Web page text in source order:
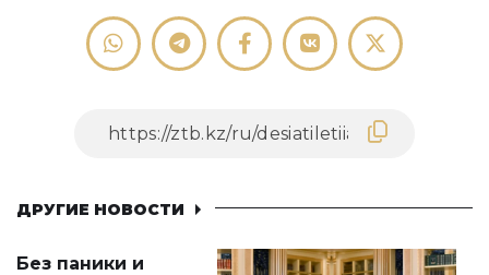
ДРУГИЕ НОВОСТИ
Без паники и